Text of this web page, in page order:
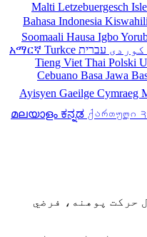
Malti Letzebuergesch
Bahasa Indonesia Kiswahili
Soomaali Hausa Igbo
کوردی עברית አማርኛ Turkce
Tieng Viet Thai Polski
Cebuano Basa Jawa
Ayisyen Gaeilge Cymraeg
മലയാളം ಕನ್ನಡ ქართული
حرکت پوهنه، فرضي